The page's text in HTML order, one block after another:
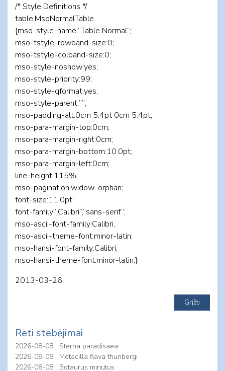
/* Style Definitions */
table.MsoNormalTable
{mso-style-name:”Table Normal”;
mso-tstyle-rowband-size:0;
mso-tstyle-colband-size:0;
mso-style-noshow:yes;
mso-style-priority:99;
mso-style-qformat:yes;
mso-style-parent:””;
mso-padding-alt:0cm 5.4pt 0cm 5.4pt;
mso-para-margin-top:0cm;
mso-para-margin-right:0cm;
mso-para-margin-bottom:10.0pt;
mso-para-margin-left:0cm;
line-height:115%;
mso-pagination:widow-orphan;
font-size:11.0pt;
font-family:”Calibri”,”sans-serif”;
mso-ascii-font-family:Calibri;
mso-ascii-theme-font:minor-latin;
mso-hansi-font-family:Calibri;
mso-hansi-theme-font:minor-latin;}
2013-03-26
Reti stebėjimai
2026-08-08
Sterna paradisaea
2026-08-08
Motacilla flava thunbergi
2026-08-08
Botaurus minutus